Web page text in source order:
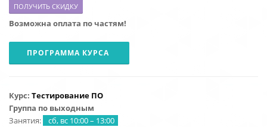
ПОЛУЧИТЬ СКИДКУ
Возможна оплата по частям!
ПРОГРАММА КУРСА
Курс: Тестирование ПО
Группа по выходным
Занятия:
сб, вс 10:00 – 13:00